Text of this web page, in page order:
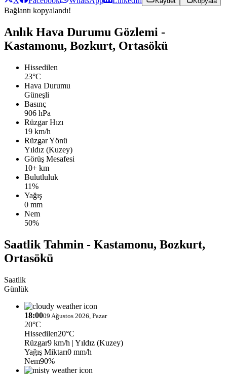
Bağlantı kopyalandı!
Anlık Hava Durumu Gözlemi -
Kastamonu, Bozkurt, Ortasökü
Hissedilen
23°C
Hava Durumu
Güneşli
Basınç
906 hPa
Rüzgar Hızı
19 km/h
Rüzgar Yönü
Yıldız (Kuzey)
Görüş Mesafesi
10+ km
Bulutluluk
11%
Yağış
0 mm
Nem
50%
Saatlik Tahmin - Kastamonu, Bozkurt,
Ortasökü
Saatlik
Günlük
18:0009 Ağustos 2026, Pazar
20°C
Hissedilen20°C
Rüzgar9 km/h | Yıldız (Kuzey)
Yağış Miktarı0 mm/h
Nem90%